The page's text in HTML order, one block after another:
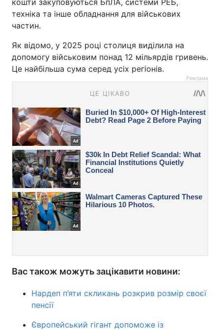
кошти закуповуються БпЛА, системи РЕБ,
техніка та інше обладнання для військових
частин.
Як відомо, у 2025 році столиця виділила на
допомогу військовим понад 12 мільярдів гривень.
Це найбільша сума серед усіх регіонів.
Реклама
Вас також можуть зацікавити новини:
Нардеп п’яти скликань розкрив розмір своєї
пенсії
Європейський гігант допоможе із